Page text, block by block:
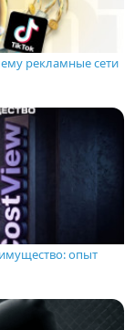
рекламные сети
опыт